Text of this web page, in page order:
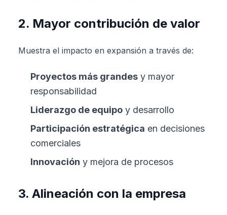
2. Mayor contribución de valor
Muestra el impacto en expansión a través de:
Proyectos más grandes y mayor
responsabilidad
Liderazgo de equipo y desarrollo
Participación estratégica en decisiones
comerciales
Innovación y mejora de procesos
3. Alineación con la empresa